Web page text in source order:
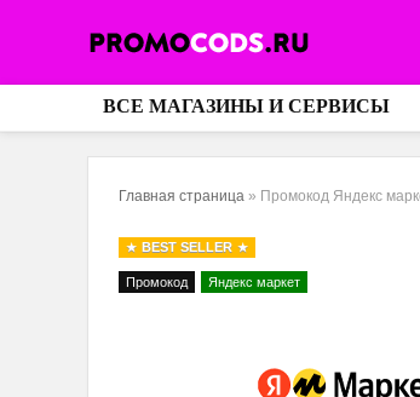
ВСЕ МАГАЗИНЫ И СЕРВИСЫ
Главная страница » Промокод Яндекс
BEST SELLER
Промокод Яндекс маркет